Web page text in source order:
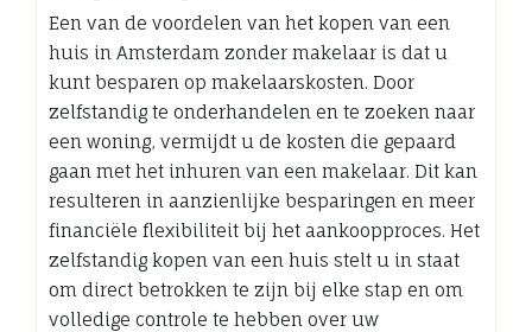
Een van de voordelen van het kopen van een
huis in Amsterdam zonder makelaar is dat u
kunt besparen op makelaarskosten. Door
zelfstandig te onderhandelen en te zoeken naar
een woning, vermijdt u de kosten die gepaard
gaan met het inhuren van een makelaar. Dit kan
resulteren in aanzienlijke besparingen en meer
financiële flexibiliteit bij het aankoopproces. Het
zelfstandig kopen van een huis stelt u in staat
om direct betrokken te zijn bij elke stap en om
volledige controle te hebben over uw